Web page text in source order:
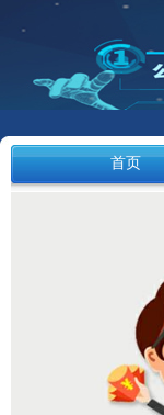
首页